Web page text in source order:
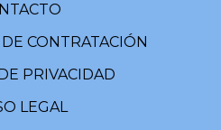
CONTRATACIÓN
PRIVACIDAD
LEGAL